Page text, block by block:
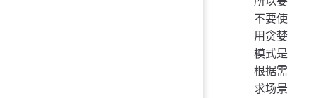
不要使
用贪婪
模式是
根据需
求场景